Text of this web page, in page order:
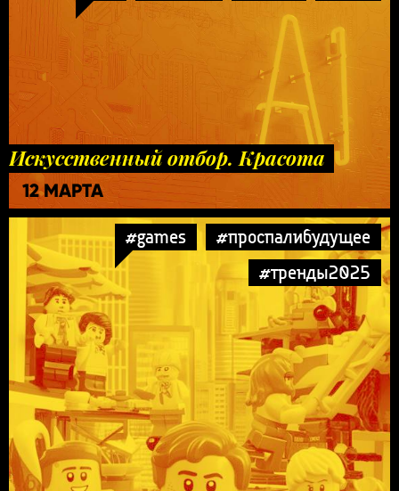
Искусственный отбор. Красота
12 МАРТА
#games
#проспалибудущее
#тренды2025